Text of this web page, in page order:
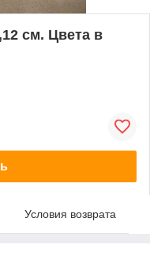
см. Цвета в
Условия возврата